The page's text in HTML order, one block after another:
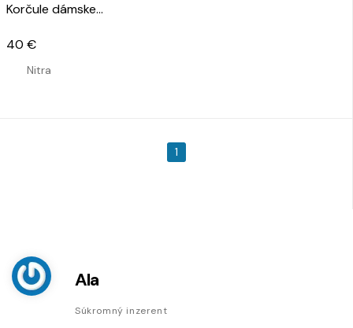
Korčule dámske…
Nitra
40 €
1
Ala
Súkromný inzerent